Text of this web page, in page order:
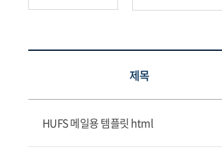
제목
HUFS 메일용 템플릿 html